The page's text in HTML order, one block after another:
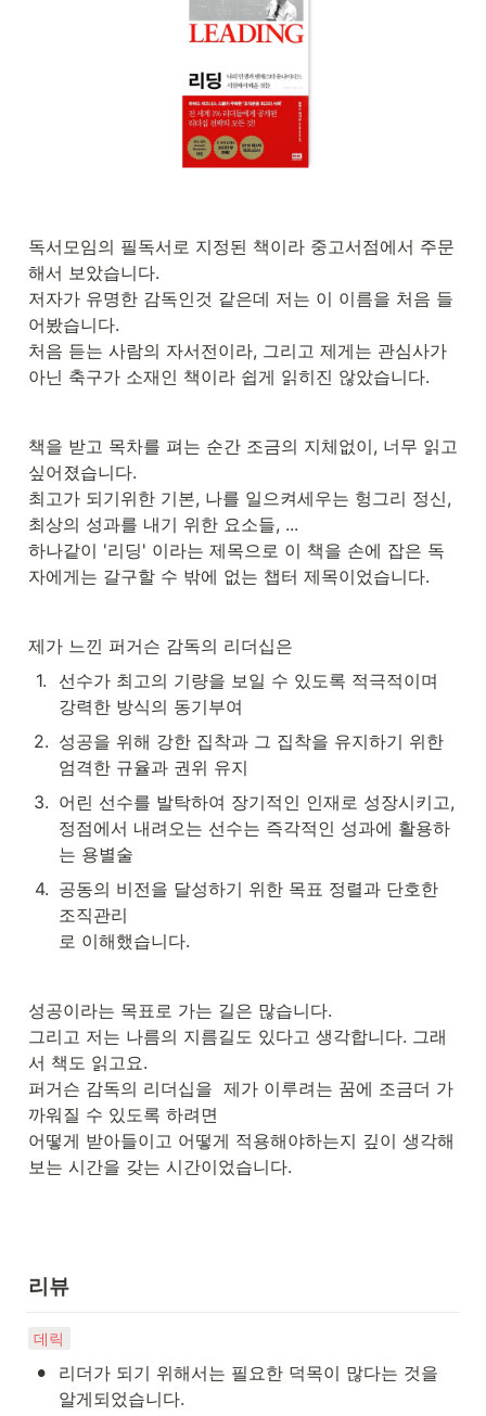
독서모임의 필독서로 지정된 책이라 중고서점에서 주문
해서 보았습니다.
저자가 유명한 감독인것 같은데 저는 이 이름을 처음 들
어봤습니다.
처음 듣는 사람의 자서전이라, 그리고 제게는 관심사가
아닌 축구가 소재인 책이라 쉽게 읽히진 않았습니다.
책을 받고 목차를 펴는 순간 조금의 지체없이, 너무 읽고
싶어졌습니다.
최고가 되기위한 기본, 나를 일으켜세우는 헝그리 정신,
최상의 성과를 내기 위한 요소들, ...
하나같이 '리딩' 이라는 제목으로 이 책을 손에 잡은 독
자에게는 갈구할 수 밖에 없는 챕터 제목이었습니다.
제가 느낀 퍼거슨 감독의 리더십은
1.
선수가 최고의 기량을 보일 수 있도록 적극적이며
강력한 방식의 동기부여
2. 성공을 위해 강한 집착과 그 집착을 유지하기 위한
엄격한 규율과 권위 유지
3. 어린 선수를 발탁하여 장기적인 인재로 성장시키고,
정점에서 내려오는 선수는 즉각적인 성과에 활용하
는 용별술
4. 공동의 비전을 달성하기 위한 목표 정렬과 단호한
조직관리
로 이해했습니다.
성공이라는 목표로 가는 길은 많습니다.
그리고 저는 나름의 지름길도 있다고 생각합니다. 그래
서 책도 읽고요.
퍼거슨 감독의 리더십을  제가 이루려는 꿈에 조금더 가
까워질 수 있도록 하려면
어떻게 받아들이고 어떻게 적용해야하는지 깊이 생각해
보는 시간을 갖는 시간이었습니다.
리뷰
데릭
•
리더가 되기 위해서는 필요한 덕목이 많다는 것을
알게되었습니다.